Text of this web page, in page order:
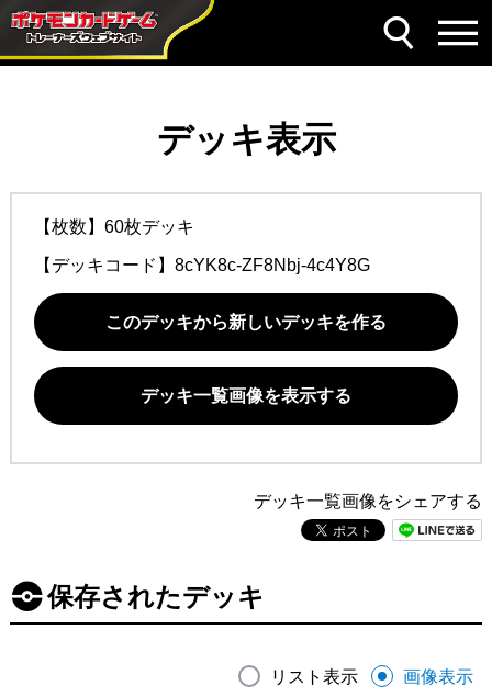
デッキ表示
【枚数】60枚デッキ
【デッキコード】 8cYK8c-ZF8Nbj-4c4Y8G
このデッキから新しいデッキを作る
デッキ一覧画像を表示する
デッキ一覧画像をシェアする
保存されたデッキ
リスト表示 画像表示